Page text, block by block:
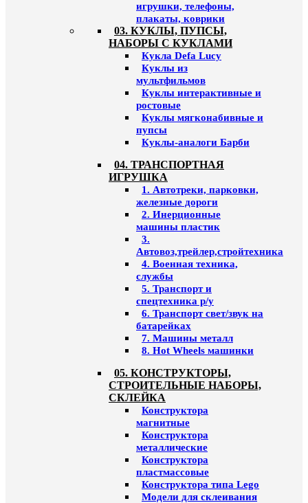
игрушки, телефоны,
плакаты, коврики
03. КУКЛЫ, ПУПСЫ,
НАБОРЫ С КУКЛАМИ
Кукла Defa Lucy
Куклы из
мультфильмов
Куклы интерактивные и
ростовые
Куклы мягконабивные и
пупсы
Куклы-аналоги Барби
04. ТРАНСПОРТНАЯ
ИГРУШКА
1. Автотреки, парковки,
железные дороги
2. Инерционные
машины пластик
3.
Автовоз,трейлер,стройтехника
4. Военная техника,
службы
5. Транспорт и
спецтехника р/у
6. Транспорт свет/звук на
батарейках
7. Машины металл
8. Hot Wheels машинки
05. КОНСТРУКТОРЫ,
СТРОИТЕЛЬНЫЕ НАБОРЫ,
СКЛЕЙКА
Конструктора
магнитные
Конструктора
металлические
Конструктора
пластмассовые
Конструктора типа Lego
Модели для склеивания